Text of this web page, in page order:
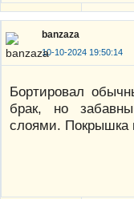
banzaza
10-10-2024 19:50:14
Бортировал
брак, но
слоями. Покрышка